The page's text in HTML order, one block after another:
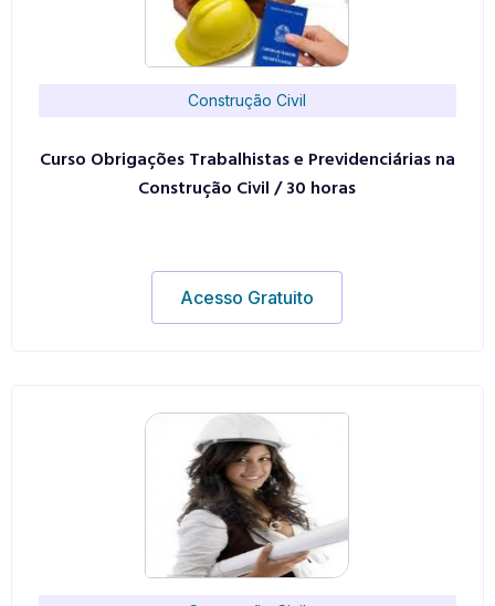
Construção Civil
Curso Obrigações Trabalhistas e Previdenciárias na
Construção Civil / 30 horas
Acesso Gratuito